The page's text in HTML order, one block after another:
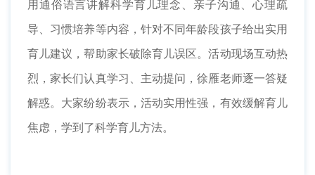
用通俗语言讲解科学育儿理念、亲子沟通、心理疏
导、习惯培养等内容，针对不同年龄段孩子给出实用
育儿建议，帮助家长破除育儿误区。活动现场互动热
烈，家长们认真学习、主动提问，徐雁老师逐一答疑
解惑。大家纷纷表示，活动实用性强，有效缓解育儿
焦虑，学到了科学育儿方法。